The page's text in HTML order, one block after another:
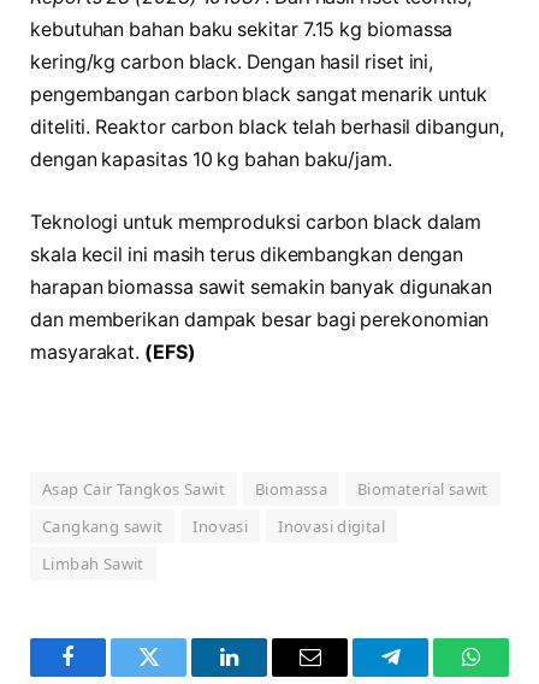
kebutuhan bahan baku sekitar 7.15 kg biomassa
kering/kg carbon black. Dengan hasil riset ini,
pengembangan carbon black sangat menarik untuk
diteliti. Reaktor carbon black telah berhasil dibangun,
dengan kapasitas 10 kg bahan baku/jam.
Teknologi untuk memproduksi carbon black dalam
skala kecil ini masih terus dikembangkan dengan
harapan biomassa sawit semakin banyak digunakan
dan memberikan dampak besar bagi perekonomian
masyarakat. (EFS)
Asap Cair Tangkos Sawit Biomassa
Biomaterial sawit
Cangkang sawit
Inovasi
Inovasi digital
Limbah Sawit
FacebookTwitter LinkedInEmail Telegram